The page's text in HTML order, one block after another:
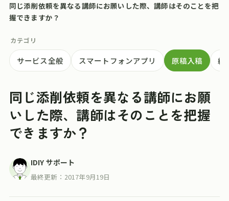
同じ添削依頼を異なる講師にお願いした際、講師はそのことを把
握できますか？
カテゴリ
サービス全般 スマートフォンアプリ 原稿入稿 納
同じ添削依頼を異なる講師にお願
いした際、講師はそのことを把握
できますか？
IDIY サポート
最終更新： 2017年9月19日